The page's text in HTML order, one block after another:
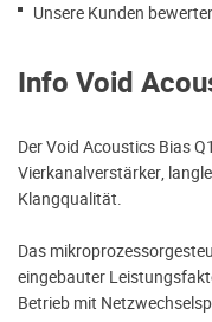
Unsere Kunden
Info Void
Der Void Acoustics Bias
Vierkanalverstärker,
Klangqualität.
Das
eingebauter
Betrieb mit